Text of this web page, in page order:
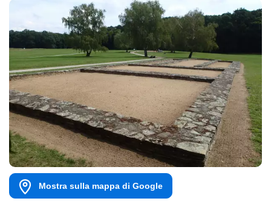
Mostra sulla mappa di Google